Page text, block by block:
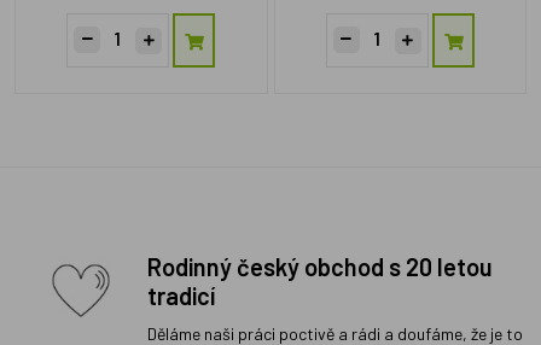
Rodinný český obchod s 20 letou
tradicí
Děláme naši práci poctivě a rádi a doufáme, že je to